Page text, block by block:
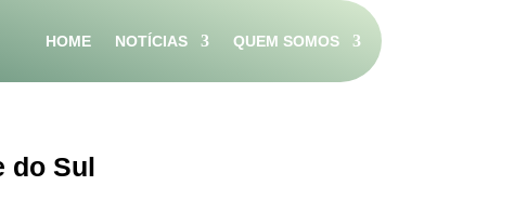
HOME NOTÍCIAS QUEM SOMOS
do Sul